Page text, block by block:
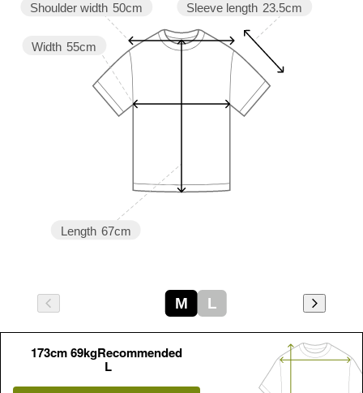
Sleeve length 23.5cm
Length 67cm
Width 55cm
Shoulder width 50cm
M L
173cm 69kgRecommended
L